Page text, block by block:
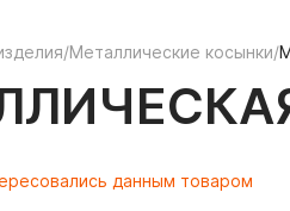
/Металлические косынки/
данным товаром